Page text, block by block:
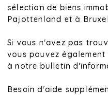
sélection de biens
Pajottenland et à
Si vous n'avez pas
vous pouvez
à notre bulletin
Besoin d'aide